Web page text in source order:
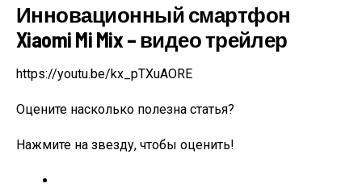
Инновационный смартфон
Xiaomi Mi Mix – видео трейлер
https://youtu.be/kx_pTXuAORE
Оцените насколько полезна статья?
Нажмите на звезду, чтобы оценить!